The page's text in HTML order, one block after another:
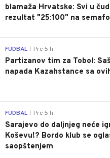
blamaža Hrvatske: Svi u
rezultat "25:100" na
FUDBAL Pre 5 h
Partizanov tim za Tobol:
napada Kazahstance sa ovih
FUDBAL Pre 5 h
Sarajevo do daljnjeg neće
Koševu!? Bordo klub se
saopštenjem